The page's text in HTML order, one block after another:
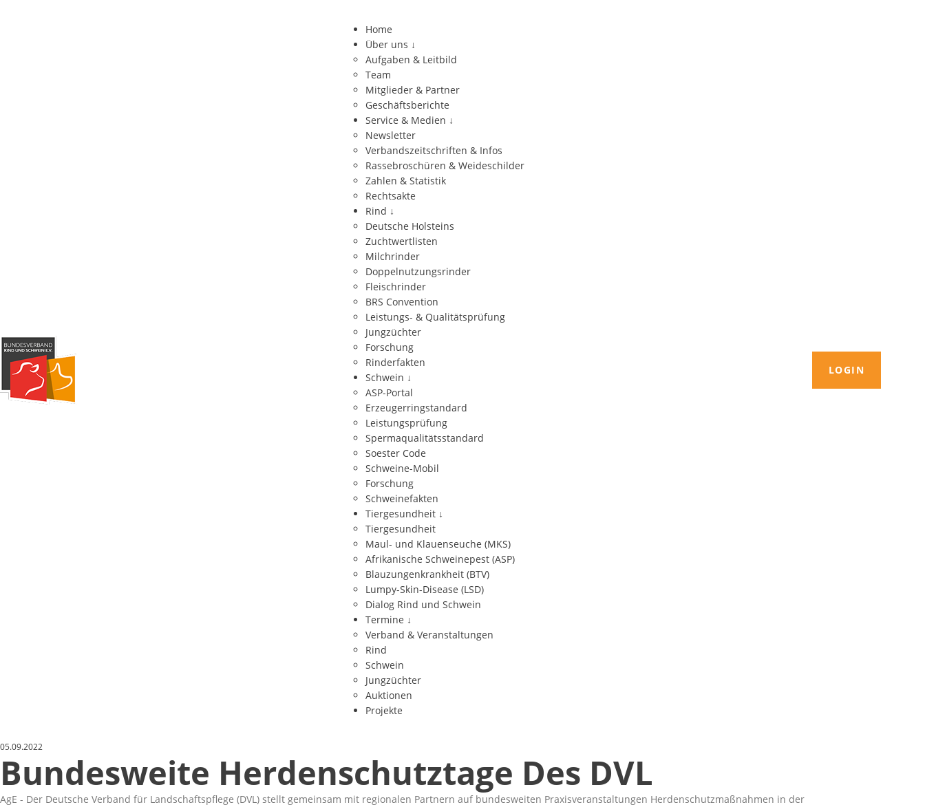
Home
Über uns ↓
Aufgaben & Leitbild
Team
Mitglieder & Partner
Geschäftsberichte
Service & Medien ↓
Newsletter
Verbandszeitschriften & Infos
Rassebroschüren & Weideschilder
Zahlen & Statistik
Rechtsakte
Rind ↓
Deutsche Holsteins
Zuchtwertlisten
Milchrinder
Doppelnutzungsrinder
Fleischrinder
BRS Convention
Leistungs- & Qualitätsprüfung
Jungzüchter
Forschung
Rinderfakten
Schwein ↓
ASP-Portal
Erzeugerringstandard
Leistungsprüfung
Spermaqualitätsstandard
Soester Code
Schweine-Mobil
Forschung
Schweinefakten
Tiergesundheit ↓
Tiergesundheit
Maul- und Klauenseuche (MKS)
Afrikanische Schweinepest (ASP)
Blauzungenkrankheit (BTV)
Lumpy-Skin-Disease (LSD)
Dialog Rind und Schwein
Termine ↓
Verband & Veranstaltungen
Rind
Schwein
Jungzüchter
Auktionen
Projekte
LOGIN
05.09.2022
Bundesweite Herdenschutztage Des DVL
AgE - Der Deutsche Verband für Landschaftspflege (DVL) stellt gemeinsam mit regionalen Partnern auf bundesweiten Praxisveranstaltungen Herdenschutzmaßnahmen in der